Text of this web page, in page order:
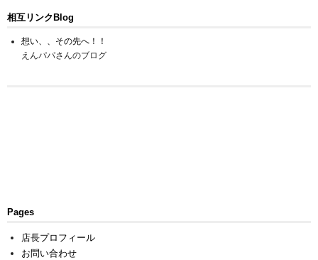
相互リンクBlog
想い、、その先へ！！
えんパパさんのブログ
Pages
店長プロフィール
お問い合わせ